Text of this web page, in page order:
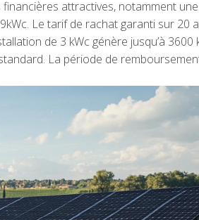
attractives, notamment
Le tarif de rachat garanti sur 20
de 3 kWc génère jusqu’à 3600
La période de